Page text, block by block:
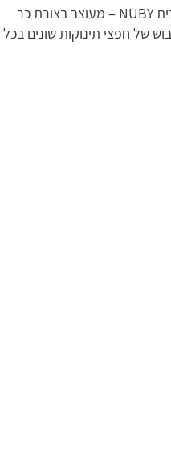
משטח לייבוש בקבוקים ומוצצים מבית NUBY – מעוצב בצורת כר
של חפצי תינוקות שונים בכל